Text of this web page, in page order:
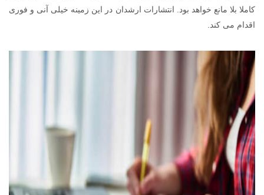
کاملا بلا مانع خواهد بود. انتشارات ارشدان در این زمینه خیلی آنی و فوری
اقدام می کند.